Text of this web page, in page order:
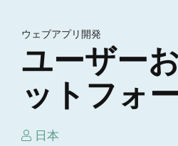
ウェブアプリ開発
ユーザー
ットフォ
日本